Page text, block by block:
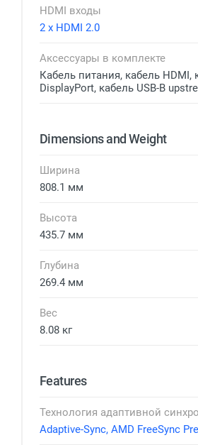
HDMI входы
2 x HDMI 2.0
Аксессуары в комплекте
Кабель питания, кабель HDMI,
DisplayPort, кабель USB-B
Dimensions and Weight
Ширина
808.1 мм
Высота
435.7 мм
Глубина
269.4 мм
Вес
8.08 кг
Features
Технология адаптивной
Adaptive-Sync, AMD FreeSync